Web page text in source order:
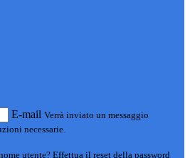
E-mail Verrà inviato un messaggio
necessarie.
utente? Effettua il reset della password